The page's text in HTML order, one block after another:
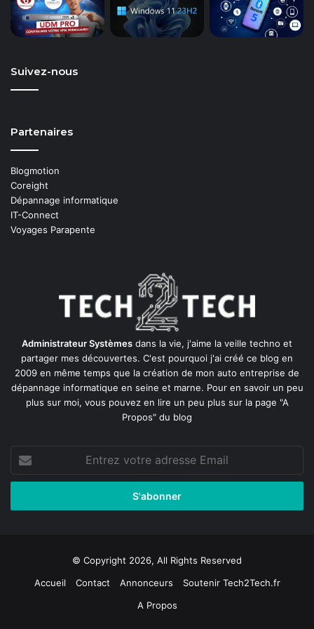
Suivez-nous
Partenaires
Blogmotion
Coreight
Dépannage informatique
IT-Connect
Voyages Parapente
Administrateur Systèmes dans la vie, j'aime la veille techno et
partager mes découvertes. C'est pourquoi j'ai créé ce blog en
2009 en même temps que la création de mon auto entreprise de
dépannage informatique en seine et marne. Pour en savoir un peu
plus sur moi, vous pouvez en lire un peu plus sur la page "A
Propos" du blog
votre
adresse
© Copyright 2026, All Rights Reserved
Accueil
Contact Annonceurs
Soutenir Tech2Tech.fr
A Propos